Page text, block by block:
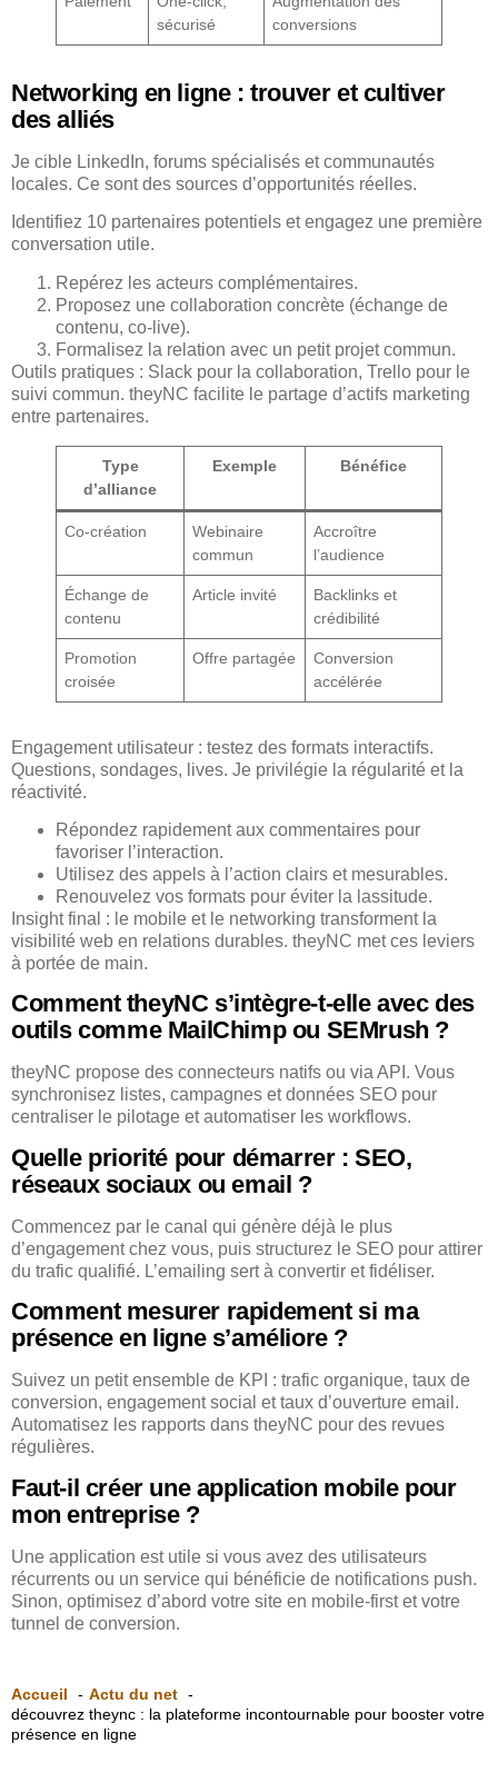
sécurisé
conversions
Networking en ligne : trouver et cultiver
des alliés
Je cible LinkedIn, forums spécialisés et communautés
locales. Ce sont des sources d’opportunités réelles.
Identifiez 10 partenaires potentiels et engagez une première
conversation utile.
Repérez les acteurs complémentaires.
Proposez une collaboration concrète (échange de
contenu, co-live).
Formalisez la relation avec un petit projet commun.
Outils pratiques : Slack pour la collaboration, Trello pour le
suivi commun. theyNC facilite le partage d’actifs marketing
entre partenaires.
Type
d’alliance
Exemple Bénéfice
Co-création
Webinaire
commun
Accroître
l’audience
Échange de
contenu
Article invité
Backlinks et
crédibilité
Promotion
croisée
Offre partagée
Conversion
accélérée
Engagement utilisateur : testez des formats interactifs.
Questions, sondages, lives. Je privilégie la régularité et la
réactivité.
Répondez rapidement aux commentaires pour
favoriser l’interaction.
Utilisez des appels à l’action clairs et mesurables.
Renouvelez vos formats pour éviter la lassitude.
Insight final : le mobile et le networking transforment la
visibilité web en relations durables. theyNC met ces leviers
à portée de main.
Comment theyNC s’intègre-t-elle avec des
outils comme MailChimp ou SEMrush ?
theyNC propose des connecteurs natifs ou via API. Vous
synchronisez listes, campagnes et données SEO pour
centraliser le pilotage et automatiser les workflows.
Quelle priorité pour démarrer : SEO,
réseaux sociaux ou email ?
Commencez par le canal qui génère déjà le plus
d’engagement chez vous, puis structurez le SEO pour attirer
du trafic qualifié. L’emailing sert à convertir et fidéliser.
Comment mesurer rapidement si ma
présence en ligne s’améliore ?
Suivez un petit ensemble de KPI : trafic organique, taux de
conversion, engagement social et taux d’ouverture email.
Automatisez les rapports dans theyNC pour des revues
régulières.
Faut-il créer une application mobile pour
mon entreprise ?
Une application est utile si vous avez des utilisateurs
récurrents ou un service qui bénéficie de notifications push.
Sinon, optimisez d’abord votre site en mobile-first et votre
tunnel de conversion.
Accueil
Actu du net
découvrez theync : la plateforme incontournable pour booster votre
présence en ligne